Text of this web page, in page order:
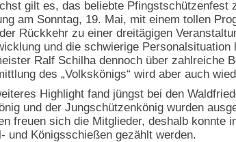
gilt es, das beliebte Pfingstschützenfest
am Sonntag, 19. Mai, mit einem tollen
Rückkehr zu einer dreitägigen
und die schwierige
Ralf Schilha dennoch über zahlreiche
des „Volkskönigs“ wird aber auch
Highlight fand jüngst bei den
und der Jungschützenkönig wurden
freuen sich die Mitglieder, deshalb konnte
und Königsschießen gezählt werden.